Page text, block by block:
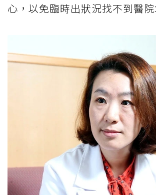
心，以免臨時出狀況找不到醫院